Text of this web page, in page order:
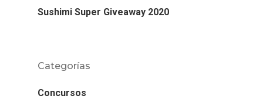
Sushimi Super Giveaway 2020
Categorías
Concursos